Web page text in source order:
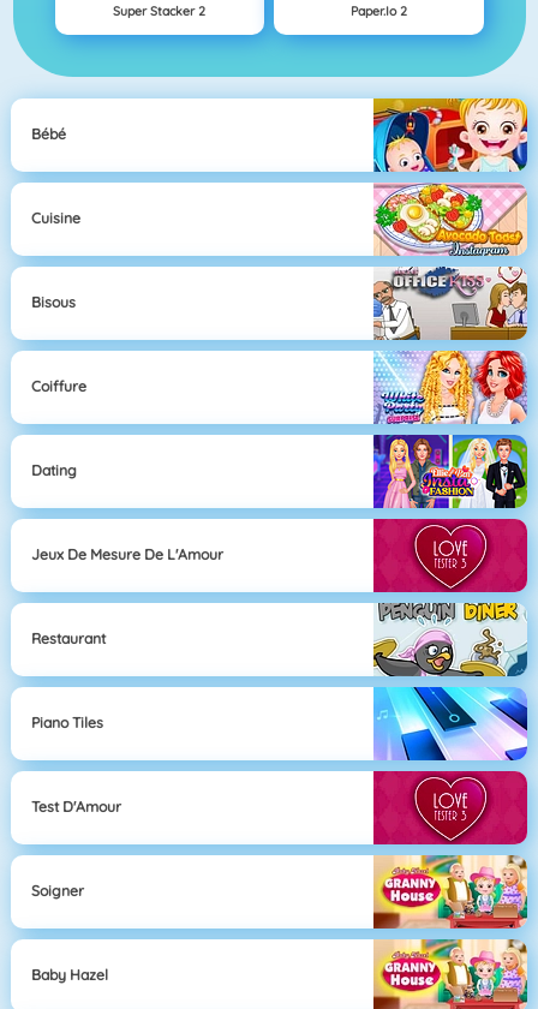
Super Stacker 2 Paper.io 2
Bébé
Cuisine
Bisous
Coiffure
Dating
Jeux De Mesure De L'Amour
Restaurant
Piano Tiles
Test D'Amour
Soigner
Baby Hazel